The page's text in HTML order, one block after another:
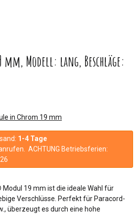
mm, Modell: lang, Beschläge:
in Chrom 19 mm
1-4 Tage
ACHTUNG Betriebsferien:
19 mm ist die ideale Wahl für
Verschlüsse. Perfekt für Paracord-
überzeugt es durch eine hohe